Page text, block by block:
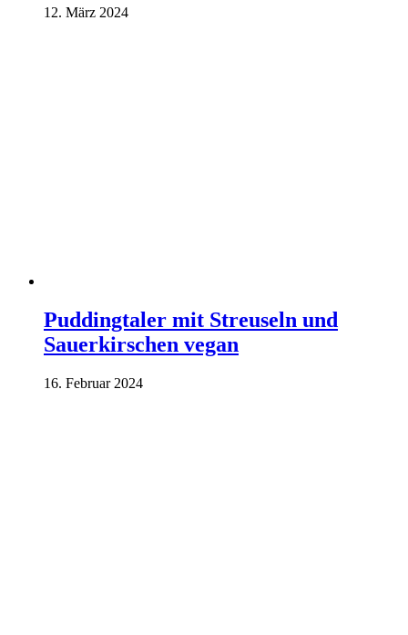
12. März 2024
Puddingtaler mit Streuseln und
Sauerkirschen vegan
16. Februar 2024